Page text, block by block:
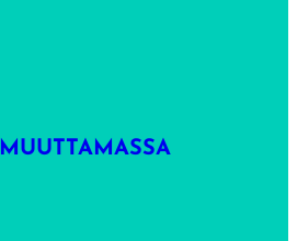
MUUTTAMASSA